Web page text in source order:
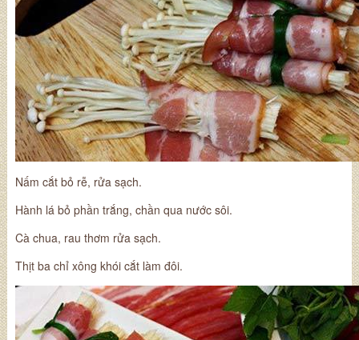
Nấm cắt bỏ rễ, rửa sạch.
Hành lá bỏ phần trắng, chần qua nước sôi.
Cà chua, rau thơm rửa sạch.
Thịt ba chỉ xông khói cắt làm đôi.